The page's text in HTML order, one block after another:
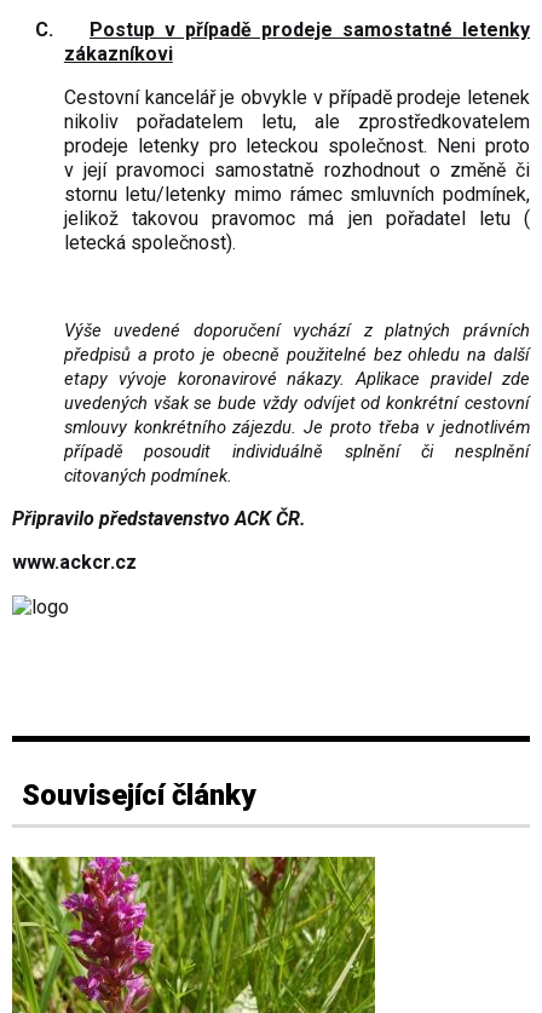
C.
Postup v případě prodeje samostatné letenky
zákazníkovi
Cestovní kancelář je obvykle v případě prodeje letenek
nikoliv pořadatelem letu, ale zprostředkovatelem
prodeje letenky pro leteckou společnost. Neni proto
v její pravomoci samostatně rozhodnout o změně či
stornu letu/letenky mimo rámec smluvních podmínek,
jelikož takovou pravomoc má jen pořadatel letu (
letecká společnost).
Výše uvedené doporučení vychází z platných právních
předpisů a proto je obecně použitelné bez ohledu na další
etapy vývoje koronavirové nákazy. Aplikace pravidel zde
uvedených však se bude vždy odvíjet od konkrétní cestovní
smlouvy konkrétního zájezdu. Je proto třeba v jednotlivém
případě posoudit individuálně splnění či nesplnění
citovaných podmínek.
Připravilo představenstvo ACK ČR.
www.ackcr.cz
Související články